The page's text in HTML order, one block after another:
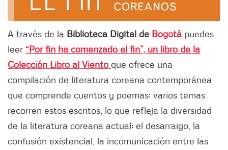
A través de la Biblioteca Digital de Bogotá puedes
leer “Por fin ha comenzado el fin”, un libro de la
Colección Libro al Viento que ofrece una
compilación de literatura coreana contemporánea
que comprende cuentos y poemas; varios temas
recorren estos escritos, lo que refleja la diversidad
de la literatura coreana actual: el desarraigo, la
confusión existencial, la incomunicación entre las